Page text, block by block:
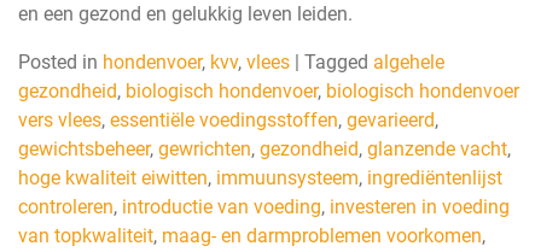
en een gezond en gelukkig leven leiden.
Posted in hondenvoer, kvv, vlees | Tagged algehele
gezondheid, biologisch hondenvoer, biologisch hondenvoer
vers vlees, essentiële voedingsstoffen, gevarieerd,
gewichtsbeheer, gewrichten, gezondheid, glanzende vacht,
hoge kwaliteit eiwitten, immuunsysteem, ingrediëntenlijst
controleren, introductie van voeding, investeren in voeding
van topkwaliteit, maag- en darmproblemen voorkomen,